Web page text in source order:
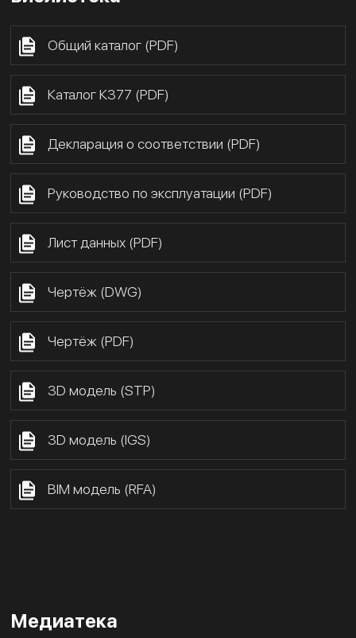
Общий каталог (PDF)
Каталог К377 (PDF)
Декларация о соответствии (PDF)
Руководство по эксплуатации (PDF)
Лист данных (PDF)
Чертёж (DWG)
Чертёж (PDF)
3D модель (STP)
3D модель (IGS)
BIM модель (RFA)
Медиатека